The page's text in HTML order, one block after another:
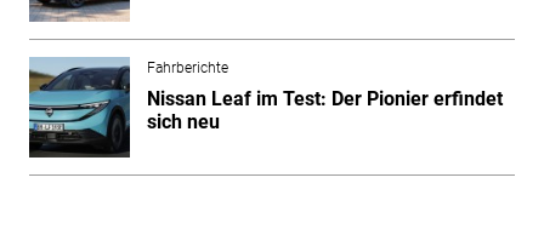
Fahrberichte
Nissan Leaf im Test: Der Pionier erfindet
sich neu